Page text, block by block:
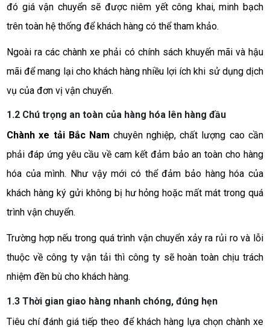
đó giá vận chuyển sẽ được niêm yết công khai, minh bạch
trên toàn hệ thống để khách hàng có thể tham khảo.
Ngoài ra các chành xe phải có chính sách khuyến mãi và hậu
mãi để mang lại cho khách hàng nhiều lợi ích khi sử dụng dịch
vụ của đơn vị vận chuyển.
1.2 Chú trọng an toàn của hàng hóa lên hàng đầu
Chành xe tải Bắc Nam chuyên nghiệp, chất lượng cao cần
phải đáp ứng yêu cầu về cam kết đảm bảo an toàn cho hàng
hóa của mình. Như vậy mới có thể đảm bảo hàng hóa của
khách hàng ký gửi không bị hư hỏng hoặc mất mát trong quá
trình vận chuyển.
Trường hợp nếu trong quá trình vận chuyển xảy ra rủi ro và lỗi
thuộc về công ty vận tải thì công ty sẽ hoàn toàn chịu trách
nhiệm đền bù cho khách hàng.
1.3 Thời gian giao hàng nhanh chóng, đúng hẹn
Tiêu chí đánh giá tiếp theo để khách hàng lựa chọn chành xe